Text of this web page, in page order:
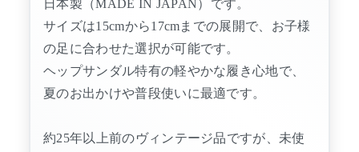
日本製（MADE IN JAPAN）です。
サイズは15cmから17cmまでの展開で、お子様
の足に合わせた選択が可能です。
ヘップサンダル特有の軽やかな履き心地で、
夏のお出かけや普段使いに最適です。
約25年以上前のヴィンテージ品ですが、未使